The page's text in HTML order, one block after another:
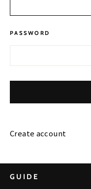
PASSWORD
Create account
GUIDE